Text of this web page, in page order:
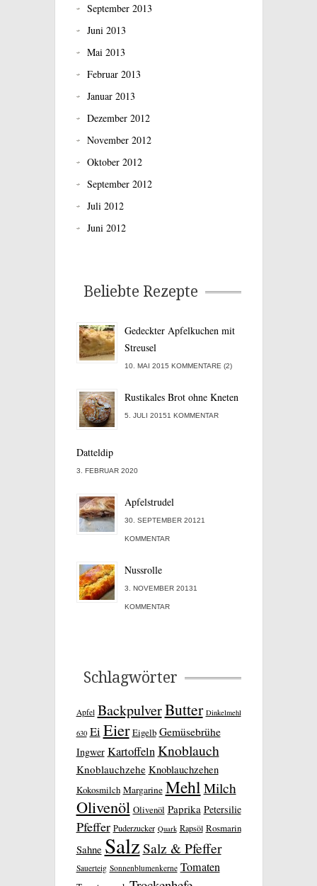
September 2013
Juni 2013
Mai 2013
Februar 2013
Januar 2013
Dezember 2012
November 2012
Oktober 2012
September 2012
Juli 2012
Juni 2012
Beliebte Rezepte
Gedeckter Apfelkuchen mit
Streusel
10. MAI 2015 KOMMENTARE (2)
Rustikales Brot ohne Kneten
5. JULI 20151 KOMMENTAR
Datteldip
3. FEBRUAR 2020
Apfelstrudel
30. SEPTEMBER 20121
KOMMENTAR
Nussrolle
3. NOVEMBER 20131
KOMMENTAR
Schlagwörter
Apfel BackpulverButter Dinkelmehl
630 Ei Eier Eigelb Gemüsebrühe
Ingwer Kartoffeln Knoblauch
Knoblauchzehe Knoblauchzehen
Kokosmilch Margarine Mehl Milch
Olivenöl Olivenöl Paprika Petersilie
Pfeffer Puderzucker Quark Rapsöl Rosmarin
Sahne SalzSalz & Pfeffer
Sauerteig Sonnenblumenkerne Tomaten